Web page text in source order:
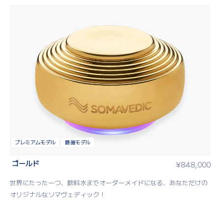
プレミアムモデル 最強モデル
ゴールド ¥848,000
世界にたった一つ、飲料水までオーダーメイドになる、あなただけの
オリジナルなソマヴェディック！